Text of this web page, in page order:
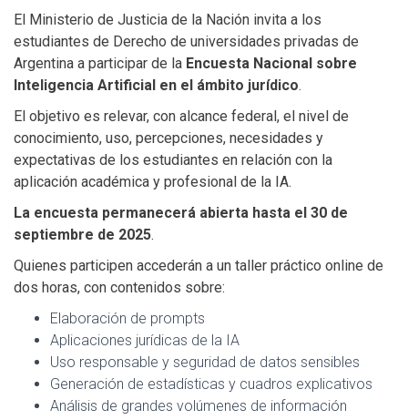
El Ministerio de Justicia de la Nación invita a los
estudiantes de Derecho de universidades privadas de
Argentina a participar de la Encuesta Nacional sobre
Inteligencia Artificial en el ámbito jurídico.
El objetivo es relevar, con alcance federal, el nivel de
conocimiento, uso, percepciones, necesidades y
expectativas de los estudiantes en relación con la
aplicación académica y profesional de la IA.
La encuesta permanecerá abierta hasta el 30 de
septiembre de 2025.
Quienes participen accederán a un taller práctico online de
dos horas, con contenidos sobre:
Elaboración de prompts
Aplicaciones jurídicas de la IA
Uso responsable y seguridad de datos sensibles
Generación de estadísticas y cuadros explicativos
Análisis de grandes volúmenes de información